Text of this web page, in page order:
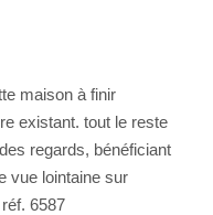
maison à finir
existant. tout le reste
regards, bénéficiant
vue lointaine sur
6587